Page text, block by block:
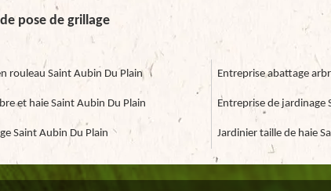
pose de grillage
rouleau Saint Aubin Du Plain
et haie Saint Aubin Du Plain
Saint Aubin Du Plain
Entreprise abattage
Entreprise de jardinage
Jardinier taille de haie